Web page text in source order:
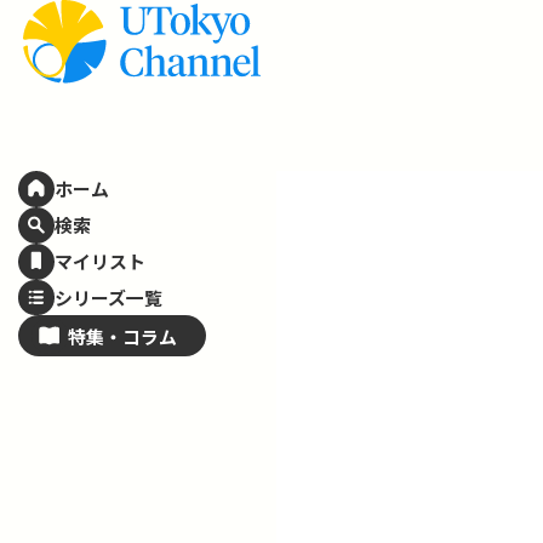
ホーム
検索
マイリスト
シリーズ一覧
特集・ コラム